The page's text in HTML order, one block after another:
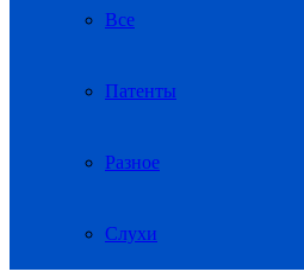
Все
Патенты
Разное
Слухи